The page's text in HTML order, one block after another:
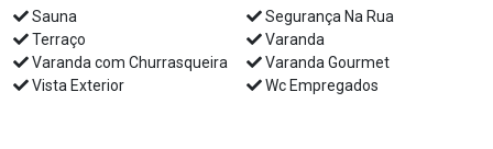
Sauna
Segurança Na Rua
Terraço
Varanda
Varanda com Churrasqueira
Varanda Gourmet
Vista Exterior
Wc Empregados